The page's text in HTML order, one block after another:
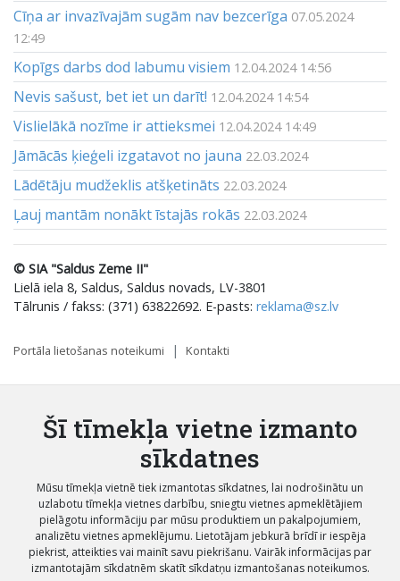
Cīņa ar invazīvajām sugām nav bezcerīga 07.05.2024
12:49
Kopīgs darbs dod labumu visiem 12.04.2024 14:56
Nevis sašust, bet iet un darīt! 12.04.2024 14:54
Vislielākā nozīme ir attieksmei 12.04.2024 14:49
Jāmācās ķieģeli izgatavot no jauna 22.03.2024
Lādētāju mudžeklis atšķetināts 22.03.2024
Ļauj mantām nonākt īstajās rokās 22.03.2024
© SIA "Saldus Zeme II"
Lielā iela 8, Saldus, Saldus novads, LV-3801
Tālrunis / fakss: (371) 63822692. E-pasts: reklama@sz.lv
Portāla lietošanas noteikumi Kontakti
Šī tīmekļa vietne izmanto
sīkdatnes
Mūsu tīmekļa vietnē tiek izmantotas sīkdatnes, lai nodrošinātu un
uzlabotu tīmekļa vietnes darbību, sniegtu vietnes apmeklētājiem
pielāgotu informāciju par mūsu produktiem un pakalpojumiem,
analizētu vietnes apmeklējumu. Lietotājam jebkurā brīdī ir iespēja
piekrist, atteikties vai mainīt savu piekrišanu. Vairāk informācijas par
izmantotajām sīkdatnēm skatīt sīkdatņu izmantošanas noteikumos.